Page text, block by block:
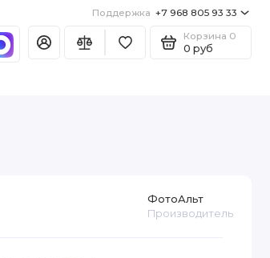
Поддержка +7 968 805 93 33
Корзина 0
0 руб
ФотоАльт
Производитель